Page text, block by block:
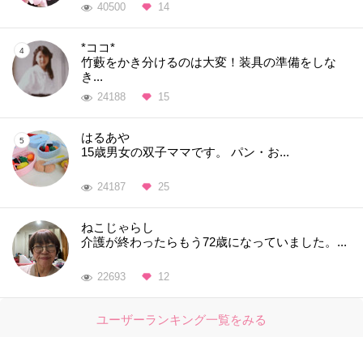
40500 14
*ココ*
竹藪をかき分けるのは大変！装具の準備をしな
き...
24188 15
はるあや
15歳男女の双子ママです。 パン・お...
24187 25
ねこじゃらし
介護が終わったらもう72歳になっていました。...
22693 12
ユーザーランキング一覧をみる